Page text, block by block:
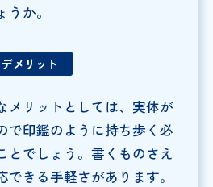
か。
メリット
メリットとしては、実体が
で印鑑のように持ち歩く必
とでしょう。書くものさえ
きる手軽さがあります。